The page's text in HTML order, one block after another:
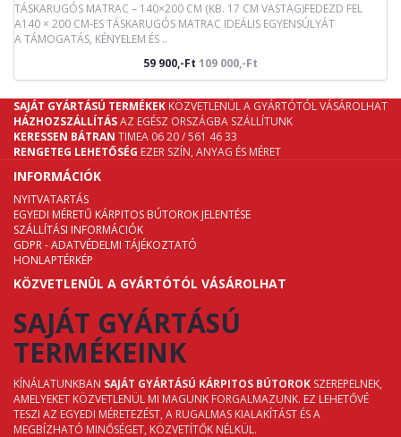
TÁSKARUGÓS MATRAC – 140×200 CM (KB. 17 CM VASTAG)FEDEZD FEL
A140 × 200 CM-ES TÁSKARUGÓS MATRAC IDEÁLIS EGYENSÚLYÁT
A TÁMOGATÁS, KÉNYELEM ÉS ..
59 900,-Ft 109 000,-Ft
SAJÁT GYÁRTÁSÚ TERMÉKEK KÖZVETLENÜL A GYÁRTÓTÓL VÁSÁROLHAT
HÁZHOZSZÁLLÍTÁSAZ EGÉSZ ORSZÁGBA SZÁLLÍTUNK
KERESSEN BÁTRAN TIMEA 06 20 / 561 46 33
RENGETEG LEHETŐSÉG EZER SZÍN, ANYAG ÉS MÉRET
INFORMÁCIÓK
NYITVATARTÁS
EGYEDI MÉRETŰ KÁRPITOS BÚTOROK JELENTÉSE
SZÁLLÍTÁSI INFORMÁCIÓK
GDPR - ADATVÉDELMI TÁJÉKOZTATÓ
HONLAPTÉRKÉP
KÖZVETLENÜL A GYÁRTÓTÓL VÁSÁROLHAT
SAJÁT GYÁRTÁSÚ
TERMÉKEINK
KÍNÁLATUNKBAN SAJÁT GYÁRTÁSÚ KÁRPITOS BÚTOROK SZEREPELNEK,
AMELYEKET KÖZVETLENÜL MI MAGUNK FORGALMAZUNK. EZ LEHETŐVÉ
TESZI AZ EGYEDI MÉRETEZÉST, A RUGALMAS KIALAKÍTÁST ÉS A
MEGBÍZHATÓ MINŐSÉGET, KÖZVETÍTŐK NÉLKÜL.